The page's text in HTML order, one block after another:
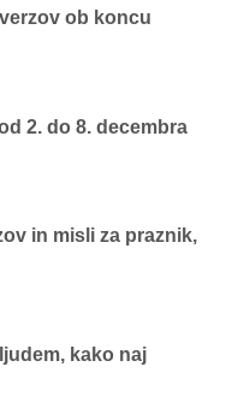
ob koncu
2. do 8. decembra
in misli za praznik,
kako naj